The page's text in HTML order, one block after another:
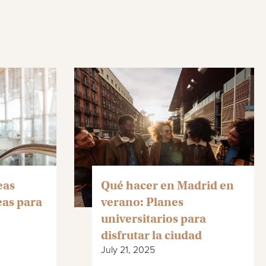
para
Qué hacer en Madrid en
verano: Planes
universitarios para
disfrutar la ciudad
July 21, 2025